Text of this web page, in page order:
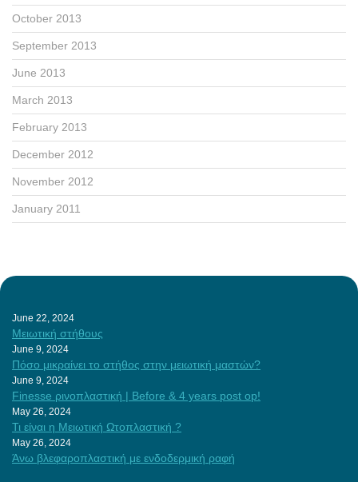
October 2013
September 2013
June 2013
March 2013
February 2013
December 2012
November 2012
January 2011
June 22, 2024
Μειωτική στήθους
June 9, 2024
Πόσο μικραίνει το στήθος στην μειωτική μαστών?
June 9, 2024
Finesse ρινοπλαστική | Before & 4 years post op!
May 26, 2024
Τι είναι η Μειωτική Ωτοπλαστική ?
May 26, 2024
Άνω βλεφαροπλαστική με ενδοδερμική ραφή